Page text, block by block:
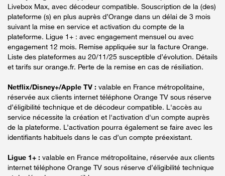
Livebox Max, avec décodeur compatible. Souscription de la (des)
plateforme (s) en plus auprès d’Orange dans un délai de 3 mois
suivant la mise en service et activation du compte de la
plateforme. Ligue 1+ : avec engagement mensuel ou avec
engagement 12 mois. Remise appliquée sur la facture Orange.
Liste des plateformes au 20/11/25 susceptible d’évolution. Détails
et tarifs sur orange.fr. Perte de la remise en cas de résiliation.
Netflix/Disney+/Apple TV : valable en France métropolitaine,
réservée aux clients internet téléphone Orange TV sous réserve
d’éligibilité technique et de décodeur compatible. L'accès au
service nécessite la création et l'activation d'un compte auprès
de la plateforme. L’activation pourra également se faire avec les
identifiants habituels dans le cas d’un compte préexistant.
Ligue 1+ : valable en France métropolitaine, réservée aux clients
internet téléphone Orange TV sous réserve d’éligibilité technique